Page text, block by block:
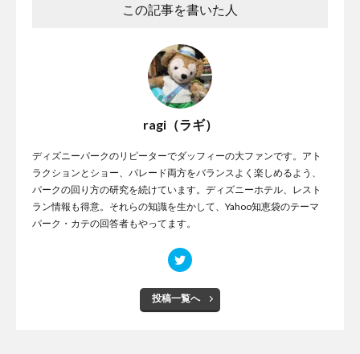
この記事を書いた人
ragi（ラギ）
ディズニーパークのリピーターでダッフィーの大ファンです。アト
ラクションとショー、パレード両方をバランスよく楽しめるよう、
パークの回り方の研究を続けています。ディズニーホテル、レスト
ラン情報も得意。それらの知識を生かして、Yahoo知恵袋のテーマ
パーク・カテの回答者もやってます。
投稿一覧へ